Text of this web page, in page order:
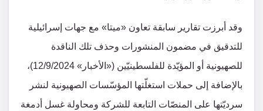
وقد أبرزت تقارير سابقة تعاون «ميتا» مع جهات إسرائيلية
للتدقيق في مضمون المنشورات وحذف تلك الناقدة
للصهيونية أو المؤيّدة للفلسطينيّين («الأخبار» 12/9/2024)،
بالإضافة إلى حملات استغلّتها المؤسّسات الصهيونية لنشر
سرديّتها على المنصّات التابعة للشركة ومحاولة غسل أدمغة